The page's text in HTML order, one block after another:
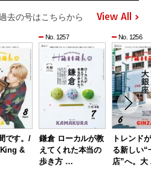
去の号はこちらから View All
です。/
&
No. 1257
鎌倉 ローカルが教
えてくれた本当の
歩き方 …
No. 1256
トレンド
る新しい“
店”へ。